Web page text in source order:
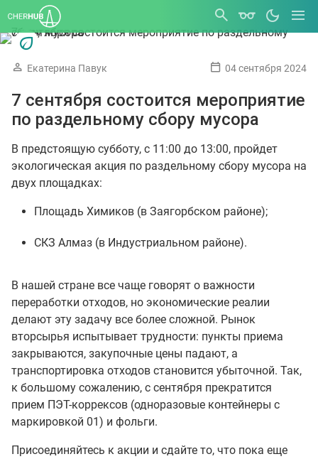
Екатерина Павук 04 сентября 2024
7 сентября состоится мероприятие
по раздельному сбору мусора
В предстоящую субботу, с 11:00 до 13:00, пройдет
экологическая акция по раздельному сбору мусора на
двух площадках:
Площадь Химиков (в Заягорбском районе);
СКЗ Алмаз (в Индустриальном районе).
В нашей стране все чаще говорят о важности
переработки отходов, но экономические реалии
делают эту задачу все более сложной. Рынок
вторсырья испытывает трудности: пункты приема
закрываются, закупочные цены падают, а
транспортировка отходов становится убыточной. Так,
к большому сожалению, с сентября прекратится
прием ПЭТ-коррексов (одноразовые контейнеры с
маркировкой 01) и фольги.
Присоединяйтесь к акции и сдайте то, что пока еще